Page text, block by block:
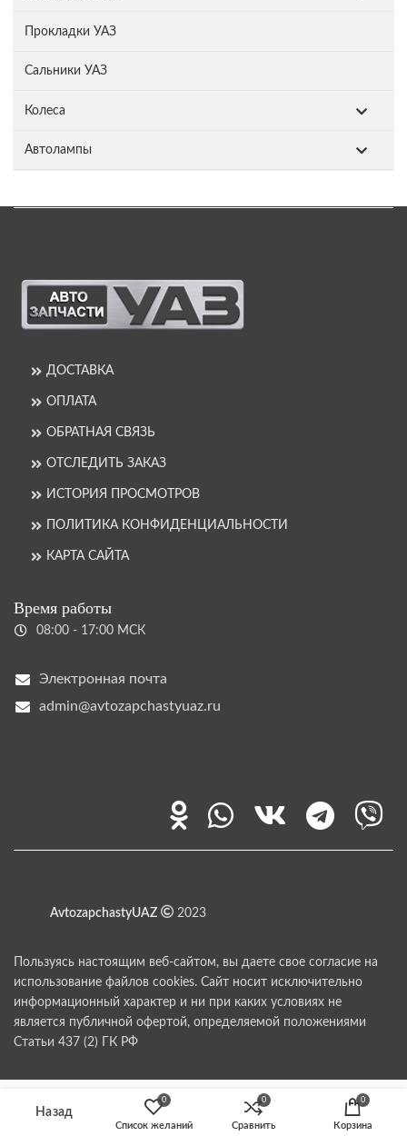
Прокладки УАЗ
Сальники УАЗ
Колеса
Автолампы
ДОСТАВКА
ОПЛАТА
ОБРАТНАЯ СВЯЗЬ
ОТСЛЕДИТЬ ЗАКАЗ
ИСТОРИЯ ПРОСМОТРОВ
ПОЛИТИКА КОНФИДЕНЦИАЛЬНОСТИ
КАРТА САЙТА
Время работы
08:00 - 17:00 МСК
Электронная почта
admin@avtozapchastyuaz.ru
AvtozapchastyUAZ 2023
Пользуясь настоящим веб-сайтом, вы даете свое согласие на
использование файлов cookies. Сайт носит исключительно
информационный характер и ни при каких условиях не
является публичной офертой, определяемой положениями
Статьи 437 (2) ГК РФ
0
Список желаний
0
Сравнить
0
Корзина